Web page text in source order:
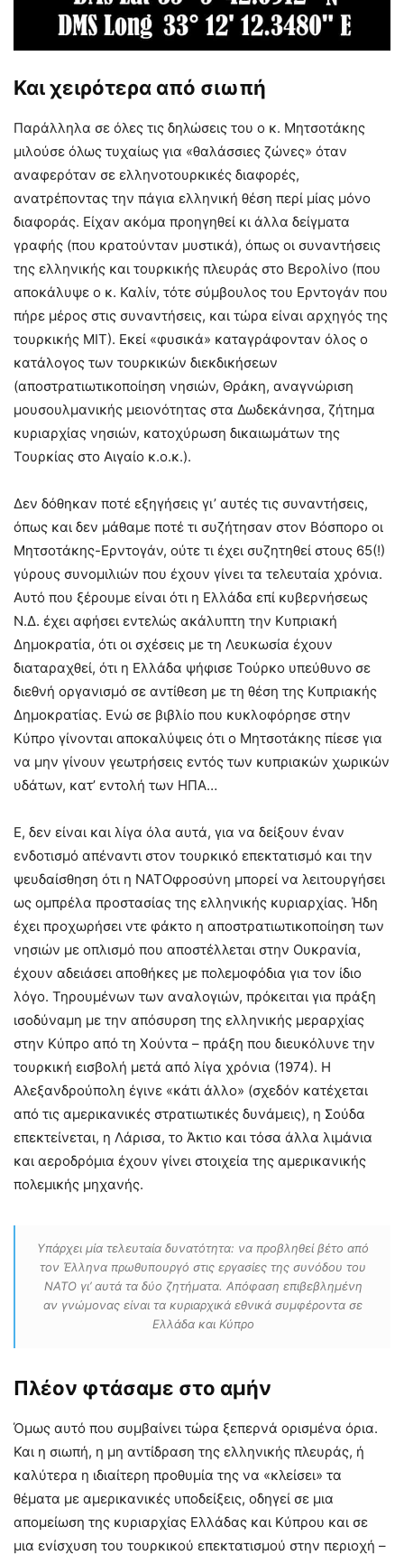
Και χειρότερα από σιωπή
Παράλληλα σε όλες τις δηλώσεις του ο κ. Μητσοτάκης
μιλούσε όλως τυχαίως για «θαλάσσιες ζώνες» όταν
αναφερόταν σε ελληνοτουρκικές διαφορές,
ανατρέποντας την πάγια ελληνική θέση περί μίας μόνο
διαφοράς. Είχαν ακόμα προηγηθεί κι άλλα δείγματα
γραφής (που κρατούνταν μυστικά), όπως οι συναντήσεις
της ελληνικής και τουρκικής πλευράς στο Βερολίνο (που
αποκάλυψε ο κ. Καλίν, τότε σύμβουλος του Ερντογάν που
πήρε μέρος στις συναντήσεις, και τώρα είναι αρχηγός της
τουρκικής ΜΙΤ). Εκεί «φυσικά» καταγράφονταν όλος ο
κατάλογος των τουρκικών διεκδικήσεων
(αποστρατιωτικοποίηση νησιών, Θράκη, αναγνώριση
μουσουλμανικής μειονότητας στα Δωδεκάνησα, ζήτημα
κυριαρχίας νησιών, κατοχύρωση δικαιωμάτων της
Τουρκίας στο Αιγαίο κ.ο.κ.).
Δεν δόθηκαν ποτέ εξηγήσεις γι’ αυτές τις συναντήσεις,
όπως και δεν μάθαμε ποτέ τι συζήτησαν στον Βόσπορο οι
Μητσοτάκης-Ερντογάν, ούτε τι έχει συζητηθεί στους 65(!)
γύρους συνομιλιών που έχουν γίνει τα τελευταία χρόνια.
Αυτό που ξέρουμε είναι ότι η Ελλάδα επί κυβερνήσεως
Ν.Δ. έχει αφήσει εντελώς ακάλυπτη την Κυπριακή
Δημοκρατία, ότι οι σχέσεις με τη Λευκωσία έχουν
διαταραχθεί, ότι η Ελλάδα ψήφισε Τούρκο υπεύθυνο σε
διεθνή οργανισμό σε αντίθεση με τη θέση της Κυπριακής
Δημοκρατίας. Ενώ σε βιβλίο που κυκλοφόρησε στην
Κύπρο γίνονται αποκαλύψεις ότι ο Μητσοτάκης πίεσε για
να μην γίνουν γεωτρήσεις εντός των κυπριακών χωρικών
υδάτων, κατ’ εντολή των ΗΠΑ…
Ε, δεν είναι και λίγα όλα αυτά, για να δείξουν έναν
ενδοτισμό απέναντι στον τουρκικό επεκτατισμό και την
ψευδαίσθηση ότι η ΝΑΤΟφροσύνη μπορεί να λειτουργήσει
ως ομπρέλα προστασίας της ελληνικής κυριαρχίας. Ήδη
έχει προχωρήσει ντε φάκτο η αποστρατιωτικοποίηση των
νησιών με οπλισμό που αποστέλλεται στην Ουκρανία,
έχουν αδειάσει αποθήκες με πολεμοφόδια για τον ίδιο
λόγο. Τηρουμένων των αναλογιών, πρόκειται για πράξη
ισοδύναμη με την απόσυρση της ελληνικής μεραρχίας
στην Κύπρο από τη Χούντα – πράξη που διευκόλυνε την
τουρκική εισβολή μετά από λίγα χρόνια (1974). Η
Αλεξανδρούπολη έγινε «κάτι άλλο» (σχεδόν κατέχεται
από τις αμερικανικές στρατιωτικές δυνάμεις), η Σούδα
επεκτείνεται, η Λάρισα, το Άκτιο και τόσα άλλα λιμάνια
και αεροδρόμια έχουν γίνει στοιχεία της αμερικανικής
πολεμικής μηχανής.
Υπάρχει μία τελευταία δυνατότητα: να προβληθεί βέτο από
τον Έλληνα πρωθυπουργό στις εργασίες της συνόδου του
ΝΑΤΟ γι’ αυτά τα δύο ζητήματα. Απόφαση επιβεβλημένη
αν γνώμονας είναι τα κυριαρχικά εθνικά συμφέροντα σε
Ελλάδα και Κύπρο
Πλέον φτάσαμε στο αμήν
Όμως αυτό που συμβαίνει τώρα ξεπερνά ορισμένα όρια.
Και η σιωπή, η μη αντίδραση της ελληνικής πλευράς, ή
καλύτερα η ιδιαίτερη προθυμία της να «κλείσει» τα
θέματα με αμερικανικές υποδείξεις, οδηγεί σε μια
απομείωση της κυριαρχίας Ελλάδας και Κύπρου και σε
μια ενίσχυση του τουρκικού επεκτατισμού στην περιοχή –